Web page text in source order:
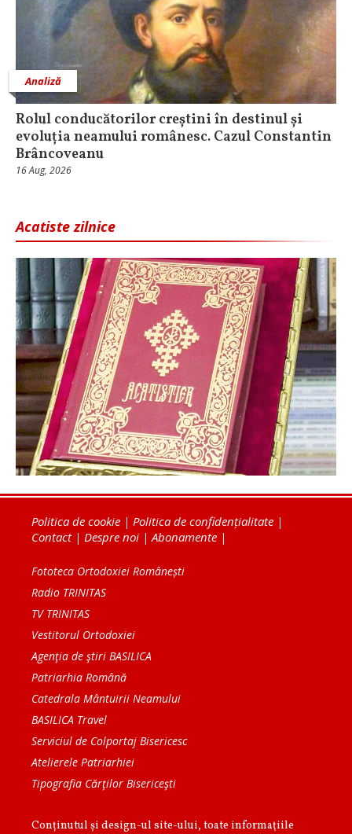
Analiză
Rolul conducătorilor creștini în destinul și
evoluția neamului românesc. Cazul Constantin
Brâncoveanu
16 Aug, 2026
Acatiste zilnice
Politica de cookie | Politica de confidențialitate |
Contact| Despre noi |Abonamente |
Fototeca Ortodoxiei Românești
Radio TRINITAS
TV TRINITAS
Vestitorul Ortodoxiei
Agenţia de ştiri BASILICA
Patriarhia Română
Catedrala Mântuirii Neamului
BASILICA Travel
Serviciul de Colportaj Bisericesc
Atelierele Patriarhiei
Tipografia Cărţilor Bisericeşti
Conținutul și design-ul site-ului, toate informaţiile